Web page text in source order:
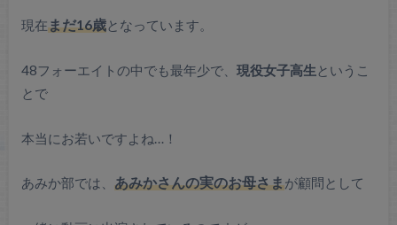
現在まだ16歳となっています。
48フォーエイトの中でも最年少で、 現役女子高生というこ
とで
本当にお若いですよね…！
あみか部では、 あみかさんの実のお母さまが顧問として